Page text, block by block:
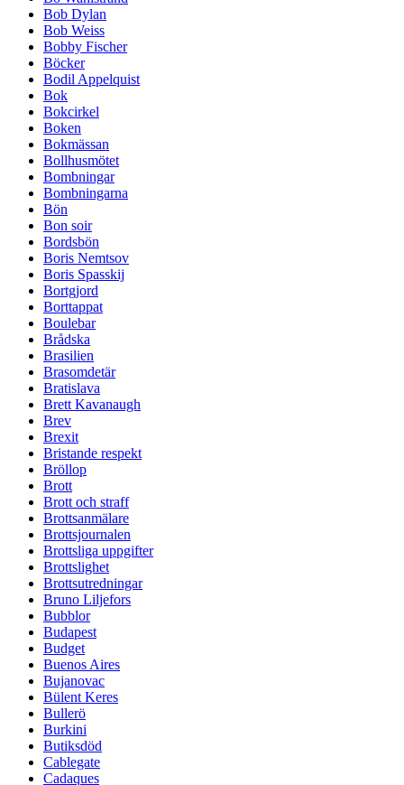
Bob Dylan
Bob Weiss
Bobby Fischer
Böcker
Bodil Appelquist
Bok
Bokcirkel
Boken
Bokmässan
Bollhusmötet
Bombningar
Bombningarna
Bön
Bon soir
Bordsbön
Boris Nemtsov
Boris Spasskij
Bortgjord
Borttappat
Boulebar
Brådska
Brasilien
Brasomdetär
Bratislava
Brett Kavanaugh
Brev
Brexit
Bristande respekt
Bröllop
Brott
Brott och straff
Brottsanmälare
Brottsjournalen
Brottsliga uppgifter
Brottslighet
Brottsutredningar
Bruno Liljefors
Bubblor
Budapest
Budget
Buenos Aires
Bujanovac
Bülent Keres
Bullerö
Burkini
Butiksdöd
Cablegate
Cadaques